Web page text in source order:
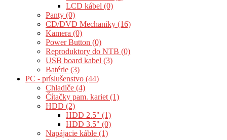
LCD kábel (0)
Panty (0)
CD/DVD Mechaniky (16)
Kamera (0)
Power Button (0)
Reproduktory do NTB (0)
USB board kabel (3)
Batérie (3)
PC - príslušenstvo (44)
Chladiče (4)
Čítačky pam. kariet (1)
HDD (2)
HDD 2.5" (1)
HDD 3.5" (0)
Napájacie káble (1)